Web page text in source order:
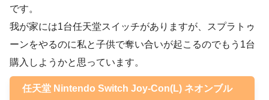
です。
我が家には1台任天堂スイッチがありますが、スプラトゥ
ーンをやるのに私と子供で奪い合いが起こるのでもう1台
購入しようかと思っています。
任天堂 Nintendo Switch Joy-Con(L) ネオンブル